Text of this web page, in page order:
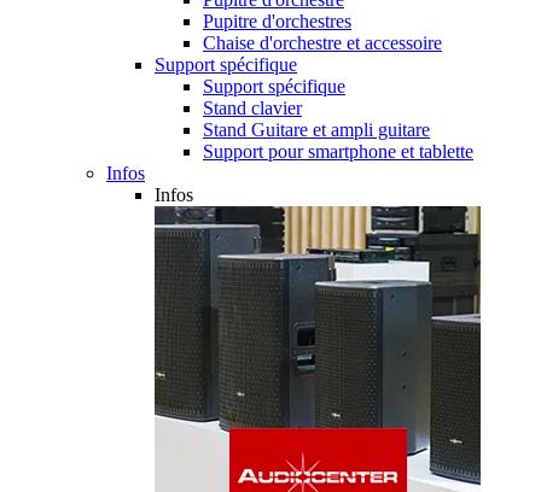
Pupitre d'orchestres
Chaise d'orchestre et accessoire
Support spécifique
Support spécifique
Stand clavier
Stand Guitare et ampli guitare
Support pour smartphone et tablette
Infos
Infos